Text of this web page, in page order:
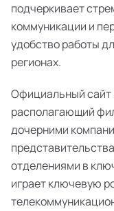
подчеркивает
коммуникации и
удобство работы
регионах.
Официальный сайт
располагающий
дочерними
отделениями в
играет ключевую